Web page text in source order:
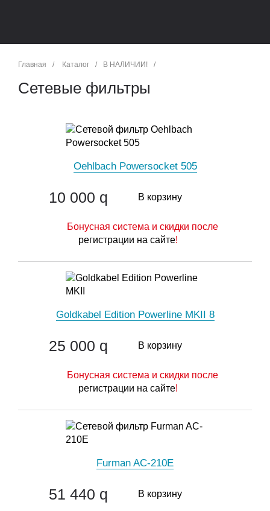
Главная / Каталог / В НАЛИЧИИ! /
Сетевые фильтры
Oehlbach Powersocket 505
10 000 q В корзину
Бонусная система и скидки после
регистрации на сайте!
Goldkabel Edition Powerline MKII 8
25 000 q В корзину
Бонусная система и скидки после
регистрации на сайте!
Furman AC-210E
51 440 q В корзину